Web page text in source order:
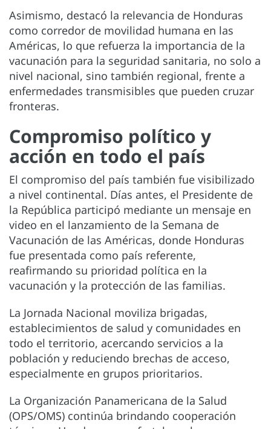
Asimismo, destacó la relevancia de Honduras
como corredor de movilidad humana en las
Américas, lo que refuerza la importancia de la
vacunación para la seguridad sanitaria, no solo a
nivel nacional, sino también regional, frente a
enfermedades transmisibles que pueden cruzar
fronteras.
Compromiso político y
acción en todo el país
El compromiso del país también fue visibilizado
a nivel continental. Días antes, el Presidente de
la República participó mediante un mensaje en
video en el lanzamiento de la Semana de
Vacunación de las Américas, donde Honduras
fue presentada como país referente,
reafirmando su prioridad política en la
vacunación y la protección de las familias.
La Jornada Nacional moviliza brigadas,
establecimientos de salud y comunidades en
todo el territorio, acercando servicios a la
población y reduciendo brechas de acceso,
especialmente en grupos prioritarios.
La Organización Panamericana de la Salud
(OPS/OMS) continúa brindando cooperación